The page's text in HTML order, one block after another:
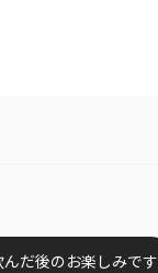
だ後のお楽しみです